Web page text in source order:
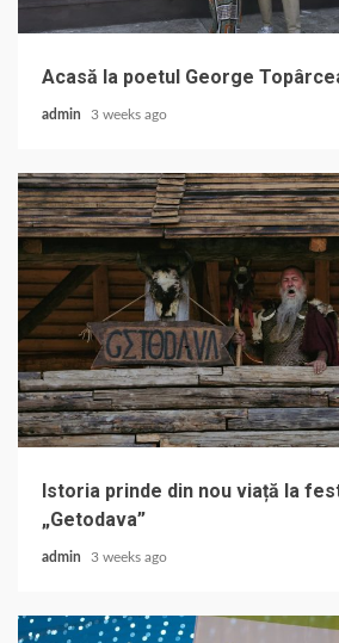
Acasă la poetul George
admin 3 weeks ago
Istoria prinde din nou viață la
„Getodava”
admin 3 weeks ago